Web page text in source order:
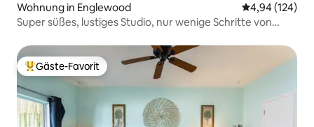
Wohnung in Englewood
4,94 (124)
Super süßes, lustiges Studio, nur wenige Schritte von
Beliebter Gäste-Favorit.
Gäste-Favorit